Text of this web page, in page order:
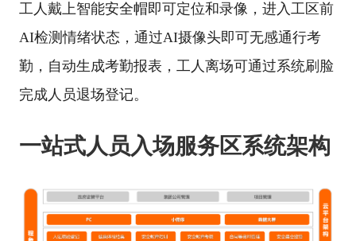
工人戴上智能安全帽即可定位和录像，进入工区前
AI检测情绪状态，通过AI摄像头即可无感通行考
勤，自动生成考勤报表，工人离场可通过系统刷脸
完成人员退场登记。
一站式人员入场服务区系统架构